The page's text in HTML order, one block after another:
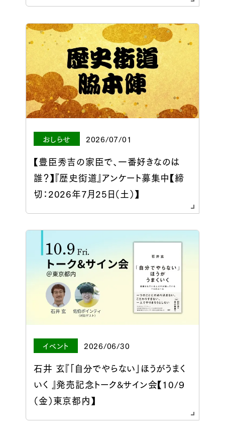
おしらせ 2026/07/01
【豊臣秀吉の家臣で、一番好きなのは
誰？】『歴史街道』アンケート募集中【締
切：2026年7月25日（土）】
イベント 2026/06/30
石井 玄『「自分でやらない」ほうがうまく
いく 』発売記念トーク&サイン会【10/９
（金）東京都内】